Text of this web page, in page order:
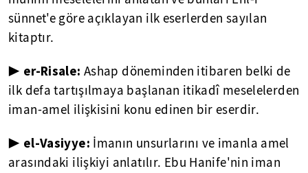
sünnet'e göre açıklayan ilk eserlerden sayılan
kitaptır.
▶ er-Risale: Ashap döneminden itibaren belki de
ilk defa tartışılmaya başlanan itikadî meselelerden
iman-amel ilişkisini konu edinen bir eserdir.
▶ el-Vasiyye: İmanın unsurlarını ve imanla amel
arasındaki ilişkiyi anlatılır. Ebu Hanife'nin iman